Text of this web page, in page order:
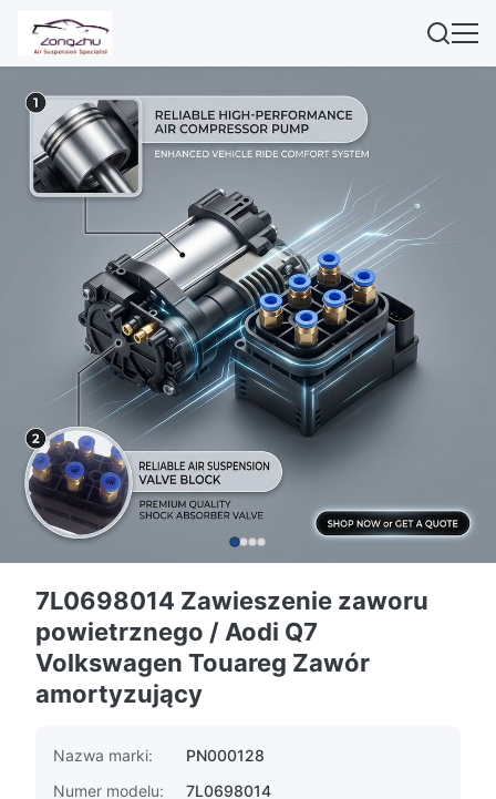
7L0698014 Zawieszenie zaworu
powietrznego / Aodi Q7
Volkswagen Touareg Zawór
amortyzujący
Nazwa marki:
PN000128
Numer modelu:
7L0698014